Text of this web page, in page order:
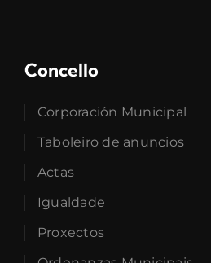
Concello
Corporación Municipal
Taboleiro de anuncios
Actas
Igualdade
Proxectos